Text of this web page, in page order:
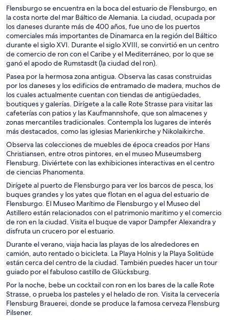
Flensburgo se encuentra en la boca del estuario de Flensburgo, en
la costa norte del mar Báltico de Alemania. La ciudad, ocupada por
los daneses durante más de 400 años, fue uno de los puertos
comerciales más importantes de Dinamarca en la región del Báltico
durante el siglo XVI. Durante el siglo XVIII, se convirtió en un centro
de comercio de ron con el Caribe y el Mediterráneo, por lo que se
ganó el apodo de Rumstasdt (la ciudad del ron).
Pasea por la hermosa zona antigua. Observa las casas construidas
por los daneses y los edificios de entramado de madera, muchos de
los cuales actualmente cuentan con tiendas de antigüedades,
boutiques y galerías. Dirígete a la calle Rote Strasse para visitar las
cafeterías con patios y las Kaufmannshofe, que son almacenes y
zonas mercantiles tradicionales. Contempla los lugares de interés
más destacados, como las iglesias Marienkirche y Nikolaikirche.
Observa las colecciones de muebles de época creados por Hans
Christiansen, entre otros pintores, en el museo Museumsberg
Flensburg. Diviértete con las exhibiciones interactivas en el centro
de ciencias Phanomenta.
Dirígete al puerto de Flensburgo para ver los barcos de pesca, los
buques grandes y los yates que flotan en el agua del estuario de
Flensburgo. El Museo Marítimo de Flensburgo y el Museo del
Astillero están relacionados con el patrimonio marítimo y el comercio
de ron en la ciudad. Visita el buque de vapor Dampfer Alexandra y
disfruta un crucero por el estuario.
Durante el verano, viaja hacia las playas de los alrededores en
camión, auto rentado o bicicleta. La Playa Holnis y la Playa Solitüde
están cerca del centro de la ciudad. También puedes hacer un tour
guiado por el fabuloso castillo de Glücksburg.
Por la noche, bebe un cocktail con ron en los bares de la calle Rote
Strasse, o prueba los pasteles y el helado de ron. Visita la cervecería
Flensburg Brauerei, donde se produce la famosa cerveza Flensburg
Pilsener.